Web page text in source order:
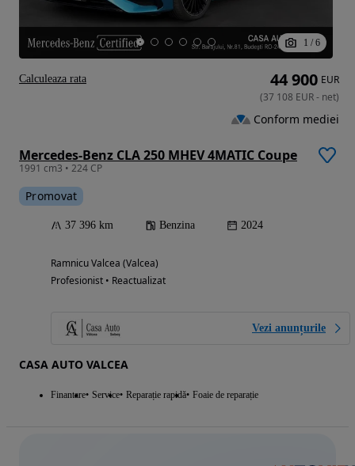
1 / 6
Mercedes-Benz CLA 250 MHEV 4MATIC Coupe
1991 cm3 • 224 CP
Promovat
37 396 km Benzina 2024
Ramnicu Valcea (Valcea)
Profesionist • Reactualizat
Vezi anunțurile
CASA AUTO VALCEA
Finantare Service Reparație rapidă Foaie de reparație
44 900 EUR
(37 108 EUR- net)
Conform mediei
Calculeaza rata